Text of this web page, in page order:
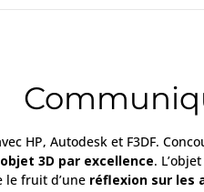
HP, Autodesk et F3DF.
3D par excellence.
le fruit d’une réflexion sur les